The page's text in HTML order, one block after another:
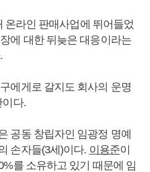
온라인 판매사업에 뛰어들었
에 대한 뒤늦은 대응이라는
에게로 갈지도 회사의 운명
이다.
공동 창립자인 임광정 명예
손자들(3세)이다. 이용준이
를 소유하고 있기 때문에 임